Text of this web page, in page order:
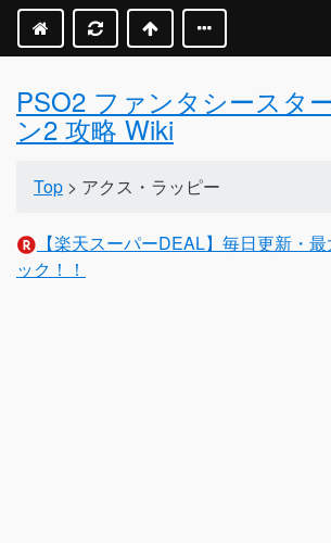
PSO2 ファンタシースタ
ン2 攻略 Wiki
Top > アクス・ラッピー
【楽天スーパーDEAL】毎日更新・
ック！！